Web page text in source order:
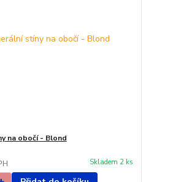
na obočí - Blond
Skladem 2 ks